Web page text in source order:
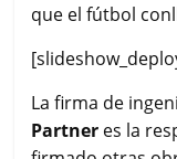
que el fútbol
La firma de
Partner es la